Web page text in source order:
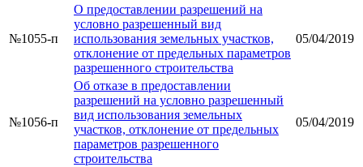
№1055-п
О предоставлении разрешений на
условно разрешенный вид
использования земельных участков,
отклонение от предельных параметров
разрешенного строительства
05/04/2019
№1056-п
Об отказе в предоставлении
разрешений на условно разрешенный
вид использования земельных
участков, отклонение от предельных
параметров разрешенного
строительства
05/04/2019